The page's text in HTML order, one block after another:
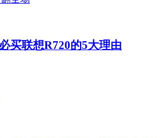
买联想R720的5大理由